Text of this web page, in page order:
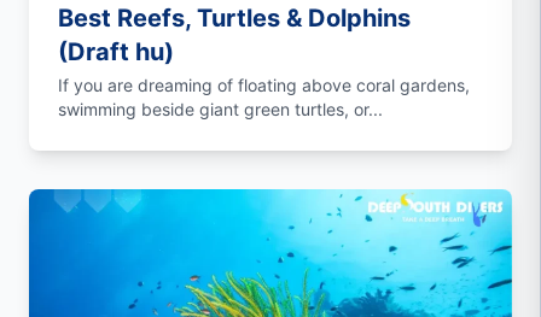
Best Reefs, Turtles & Dolphins
(Draft hu)
If you are dreaming of floating above coral gardens,
swimming beside giant green turtles, or...